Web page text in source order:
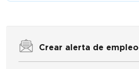
Crear alerta de empleo